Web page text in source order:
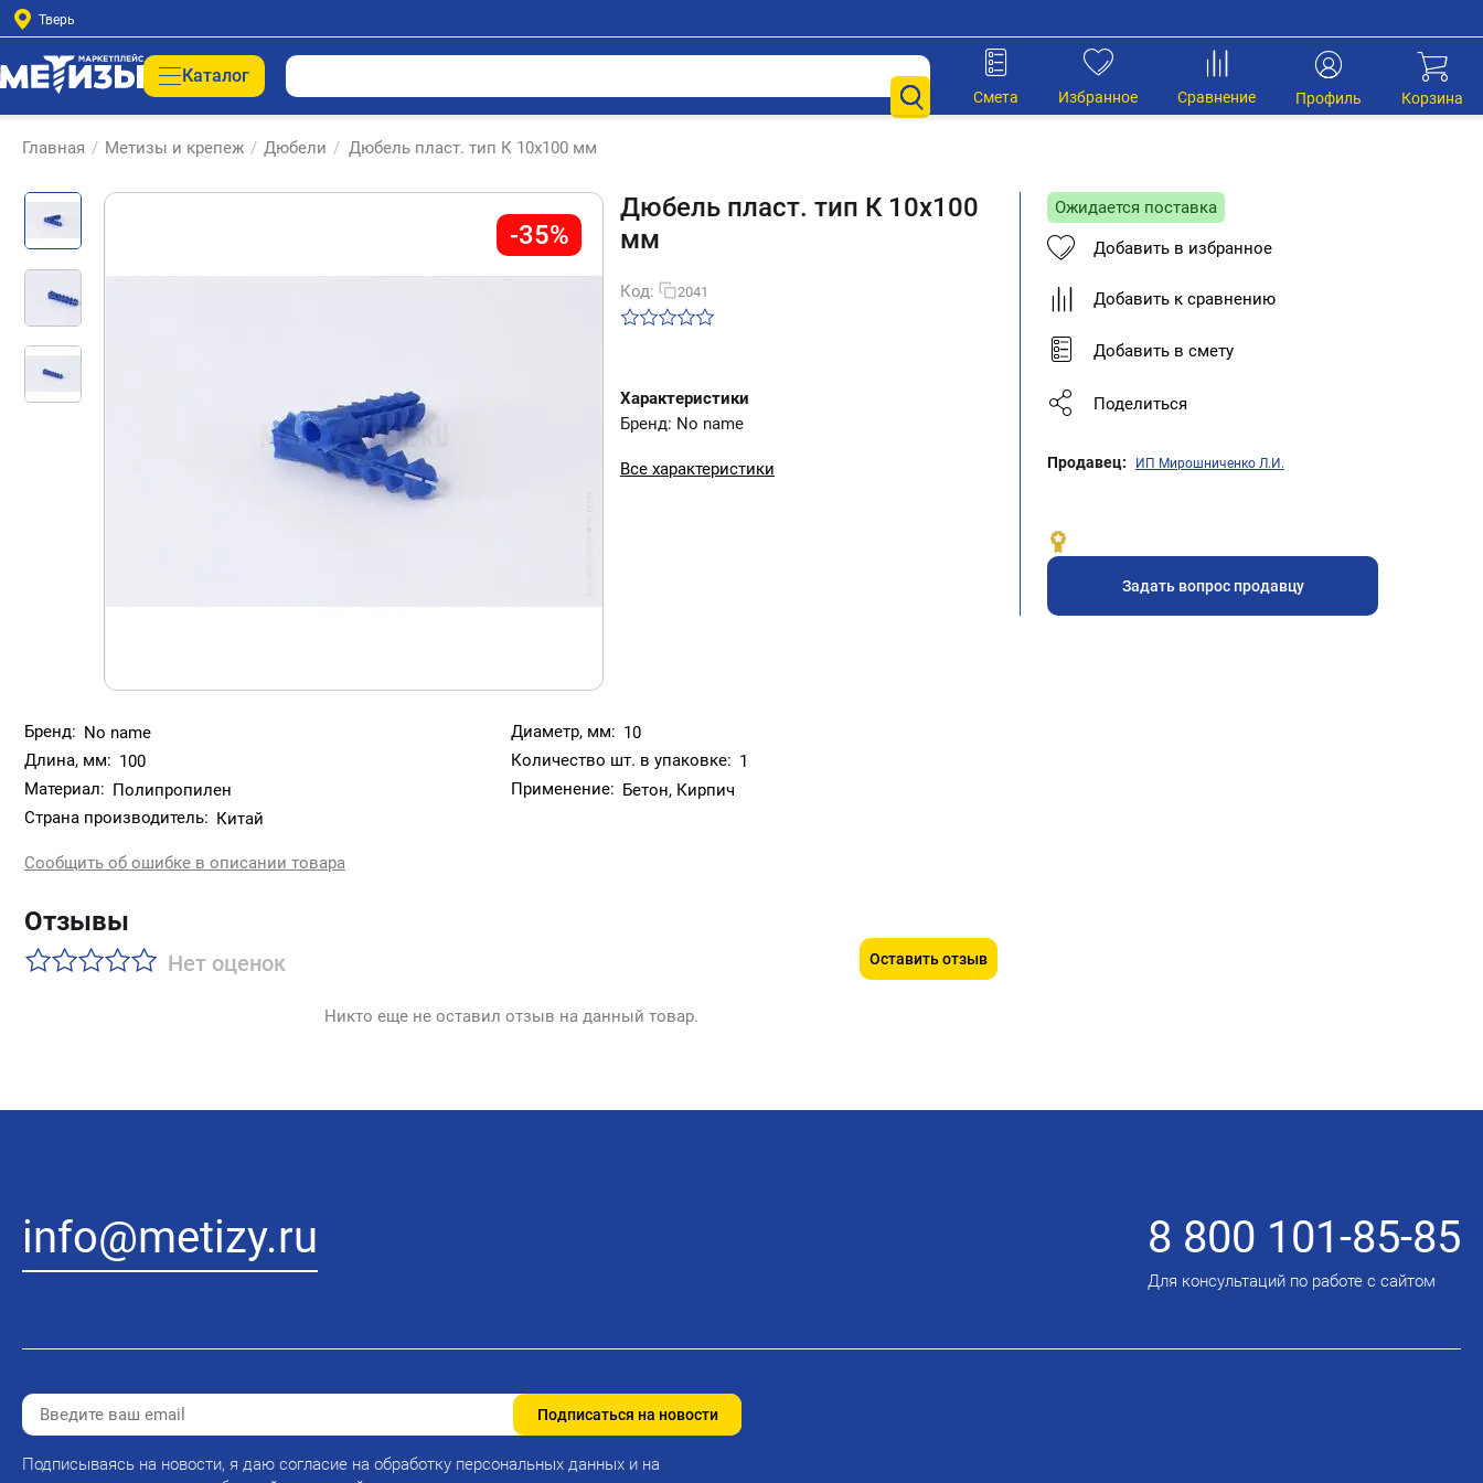
Тверь
Каталог
Корзина
Профиль
Сравнение
Избранное
Смета
Главная / Метизы и крепеж / Дюбели / Дюбель пласт. тип К 10х100 мм
-35%
Дюбель пласт. тип К 10х100
мм
Код: 2041
Характеристики
Бренд: No name
Все характеристики
Бренд: No name Диаметр, мм: 10
Длина, мм: 100 Количество шт. в упаковке: 1
Материал: Полипропилен Применение: Бетон, Кирпич
Страна производитель: Китай
Сообщить об ошибке в описании товара
Отзывы
Нет оценок Оставить отзыв
Никто еще не оставил отзыв на данный товар.
Ожидается поставка
Добавить в избранное
Добавить к сравнению
Добавить в смету
Поделиться
Продавец: ИП Мирошниченко Л.И.
Задать вопрос продавцу
info@metizy.ru 8 800 101-85-85
Для консультаций по работе с сайтом
Подписаться на новости
Подписываясь на новости, я даю согласие на обработку персональных данных и на